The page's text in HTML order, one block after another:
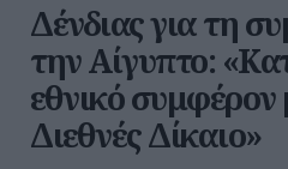
Δένδιας για τη
την Αίγυπτο:
εθνικό
Διεθνές Δίκαιο»